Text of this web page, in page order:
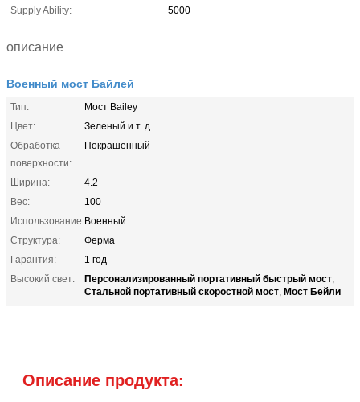
Supply Ability:
5000
описание
Военный мост Байлей
Тип:
Мост Bailey
Цвет:
Зеленый и т. д.
Обработка
поверхности:
Покрашенный
Ширина:
4.2
Вес:
100
Использование:Военный
Структура:
Ферма
Гарантия:
1 год
Высокий свет:
Персонализированный портативный быстрый мост,
Стальной портативный скоростной мост, Мост Бейли
Описание продукта: